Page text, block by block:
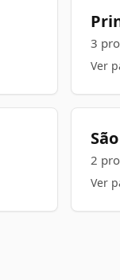
3
Ver
2
Ver